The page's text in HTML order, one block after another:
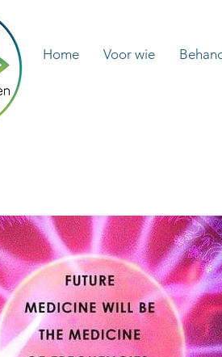
Home Voor wie